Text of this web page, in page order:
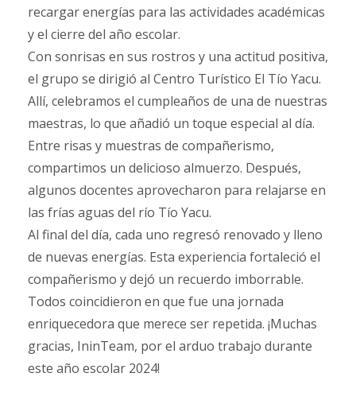
recargar energías para las actividades académicas
y el cierre del año escolar.
Con sonrisas en sus rostros y una actitud positiva,
el grupo se dirigió al Centro Turístico El Tío Yacu.
Allí, celebramos el cumpleaños de una de nuestras
maestras, lo que añadió un toque especial al día.
Entre risas y muestras de compañerismo,
compartimos un delicioso almuerzo. Después,
algunos docentes aprovecharon para relajarse en
las frías aguas del río Tío Yacu.
Al final del día, cada uno regresó renovado y lleno
de nuevas energías. Esta experiencia fortaleció el
compañerismo y dejó un recuerdo imborrable.
Todos coincidieron en que fue una jornada
enriquecedora que merece ser repetida. ¡Muchas
gracias, IninTeam, por el arduo trabajo durante
este año escolar 2024!